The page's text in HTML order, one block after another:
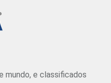
mundo, e classificados